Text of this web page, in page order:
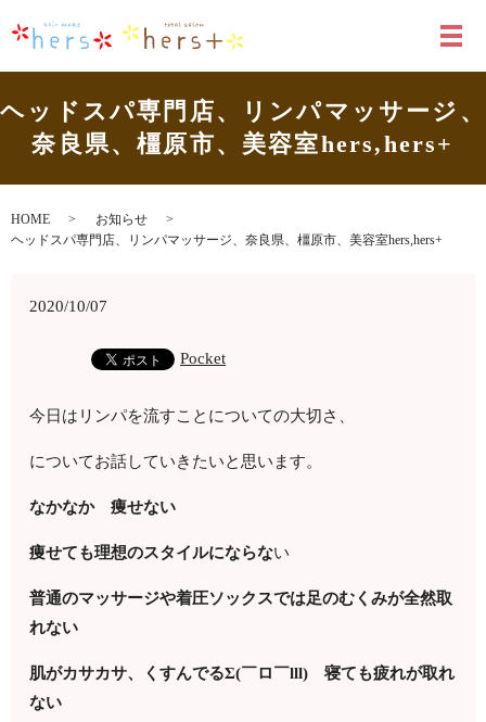
メ
ヘッドスパ専門店、リンパマッサージ、
奈良県、橿原市、美容室hers,hers+
HOME
お知らせ
ヘッドスパ専門店、リンパマッサージ、奈良県、橿原市、美容室hers,hers+
2020/10/07
Pocket
今日はリンパを流すことについての大切さ、
についてお話していきたいと思います。
なかなか 痩せない
痩せても理想のスタイルにならない
普通のマッサージや着圧ソックスでは足のむくみが全然取
れない
肌がカサカサ、くすんでるΣ(￣ロ￣lll) 寝ても疲れが取れ
ない